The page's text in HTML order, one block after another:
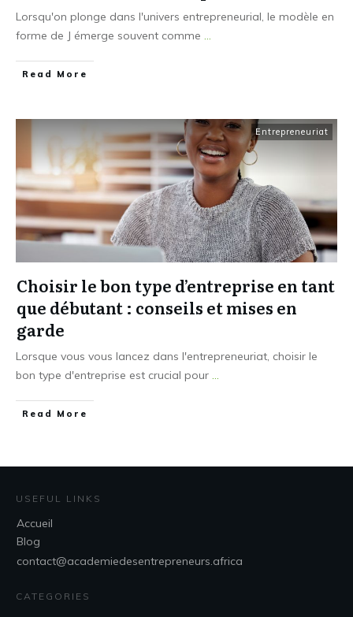
Lorsqu'on plonge dans l'univers entrepreneurial, le modèle en
forme de J émerge souvent comme
Read More
Entrepreneuriat
Choisir le bon type d’entreprise en tant
que débutant : conseils et mises en
garde
Lorsque vous vous lancez dans l'entrepreneuriat, choisir le
bon type d'entreprise est crucial pour
Read More
USEFUL LINKS
Accueil
Blog
contact@academiedesentrepreneurs.africa
CATEGORIES